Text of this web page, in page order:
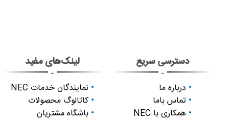
دسترسی سریع
-
درباره ما
تماس باما
همکاری با NEC
لینک‌های مفید
-
نمایندگان خدمات NEC
کاتالوگ محصولات
باشگاه مشتریان